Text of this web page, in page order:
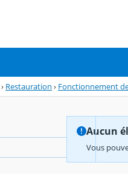
› Restauration › Fonctionnement
Aucun
Vous